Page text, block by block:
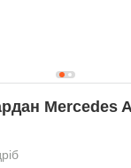
Mercedes